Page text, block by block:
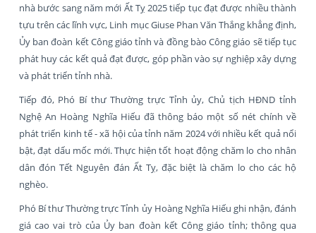
nhà bước sang năm mới Ất Tỵ 2025 tiếp tục đạt được nhiều thành
tựu trên các lĩnh vực, Linh mục Giuse Phan Văn Thắng khẳng định,
Ủy ban đoàn kết Công giáo tỉnh và đồng bào Công giáo sẽ tiếp tục
phát huy các kết quả đạt được, góp phần vào sự nghiệp xây dựng
và phát triển tỉnh nhà.
Tiếp đó, Phó Bí thư Thường trực Tỉnh ủy, Chủ tịch HĐND tỉnh
Nghệ An Hoàng Nghĩa Hiếu đã thông báo một số nét chính về
phát triển kinh tế - xã hội của tỉnh năm 2024 với nhiều kết quả nổi
bật, đạt dấu mốc mới. Thực hiện tốt hoạt động chăm lo cho nhân
dân đón Tết Nguyên đán Ất Tỵ, đặc biệt là chăm lo cho các hộ
nghèo.
Phó Bí thư Thường trực Tỉnh ủy Hoàng Nghĩa Hiếu ghi nhận, đánh
giá cao vai trò của Ủy ban đoàn kết Công giáo tỉnh; thông qua